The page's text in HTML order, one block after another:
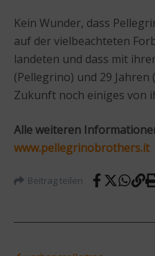
Kein Wunder, dass
auf der vielbeachteten
landeten und dass mit
(Pellegrino) und 29
Zukunft noch einiges von
Alle weiteren
www.pellegrinobrothers.it
Beitrag teilen